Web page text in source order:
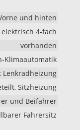
und hinten
elektrisch 4-fach
vorhanden
Klimaautomatik
Sitzheizung
und Beifahrer
Fahrersitz